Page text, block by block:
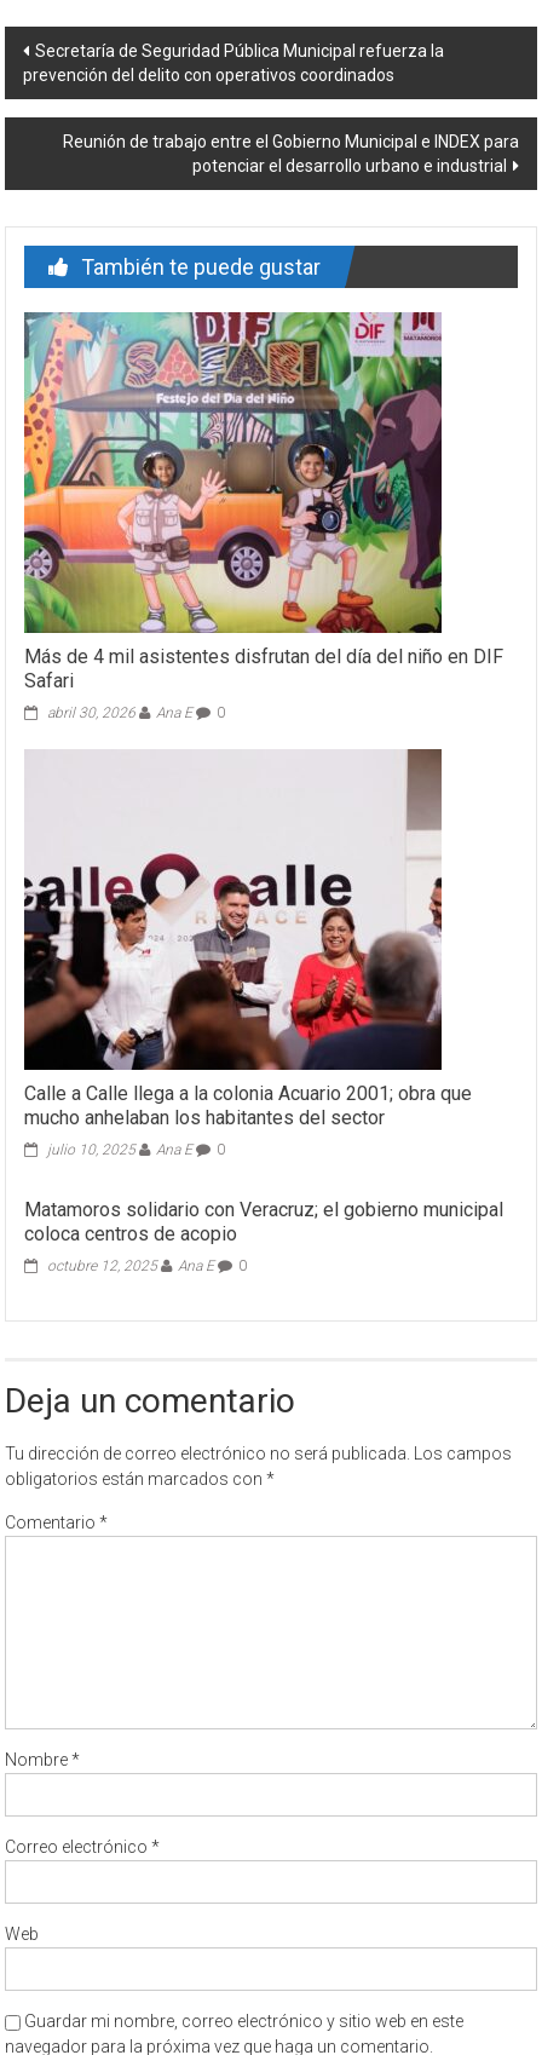
Navegación
de
entrada
Secretaría de Seguridad Pública Municipal refuerza la
prevención del delito con operativos coordinados
Reunión de trabajo entre el Gobierno Municipal e INDEX para
potenciar el desarrollo urbano e industrial
También te puede gustar
Más de 4 mil asistentes disfrutan del día del niño en DIF
Safari
abril 30, 2026 Ana E 0
Calle a Calle llega a la colonia Acuario 2001; obra que
mucho anhelaban los habitantes del sector
julio 10, 2025 Ana E 0
Matamoros solidario con Veracruz; el gobierno municipal
coloca centros de acopio
octubre 12, 2025 Ana E 0
Deja un comentario
Tu dirección de correo electrónico no será publicada.
Los campos
obligatorios están marcados con*
Comentario*
Nombre*
Correo electrónico*
Web
Guardar mi nombre, correo electrónico y sitio web en este
navegador para la próxima vez que haga un comentario.